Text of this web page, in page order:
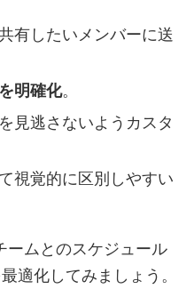
有したいメンバーに送
明確化。
見逃さないようカスタ
視覚的に区別しやすい
ームとのスケジュール
適化してみましょう。